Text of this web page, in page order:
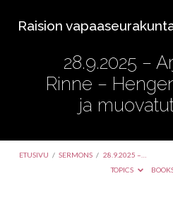
Raision
28.9.2025 –
Rinne –
ja
ETUSIVU / SERMONS / 28.9.2025 –…
TOPICS